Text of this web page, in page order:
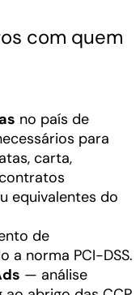
com quem
no país de
para
carta,
equivalentes do
de
a norma PCI-DSS.
— análise